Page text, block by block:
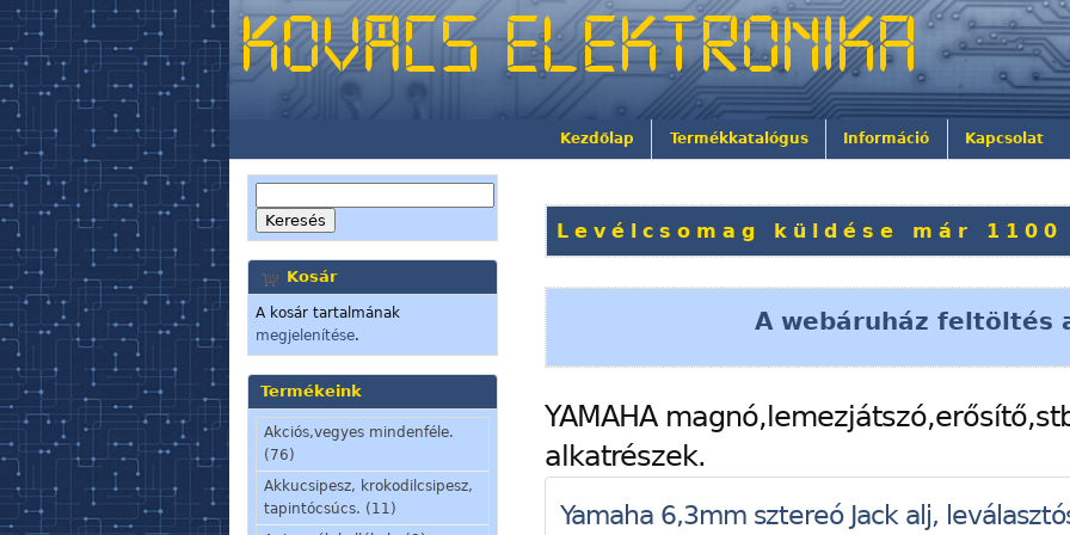
Kezdőlap Termékkatalógus Információ Kapcsolat
Kosár
A kosár tartalmának
megjelenítése.
Termékeink
Akciós,vegyes mindenféle.
(76)
Akkucsipesz, krokodilcsipesz,
tapintócsúcs. (11)
Levélcsomag küldése már 1100
A webáruház feltöltés
YAMAHA
alkatrészek.
Yamaha 6,3mm sztereó Jack alj,